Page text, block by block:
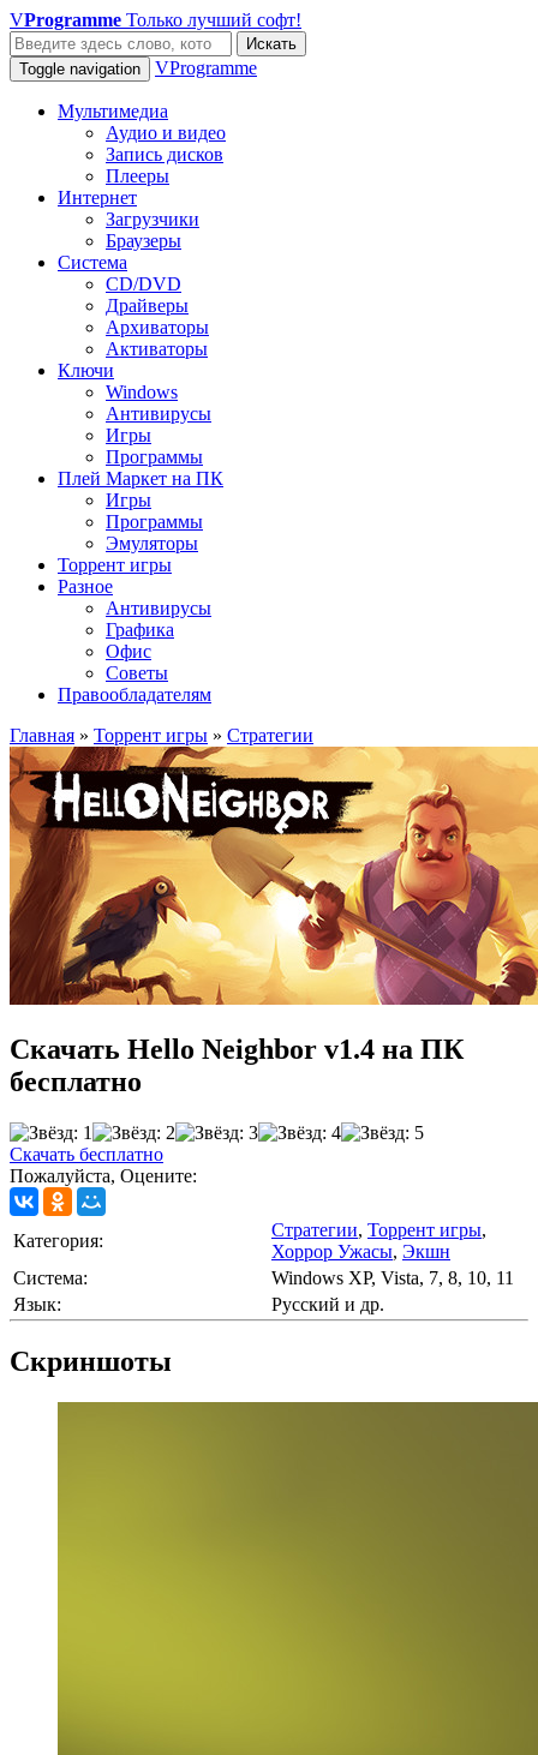
VProgramme Только лучший софт!
Искать
Toggle navigation
VProgramme
Мультимедиа
Аудио и видео
Запись дисков
Плееры
Интернет
Загрузчики
Браузеры
Система
CD/DVD
Драйверы
Архиваторы
Активаторы
Ключи
Windows
Антивирусы
Игры
Программы
Плей Маркет на ПК
Игры
Программы
Эмуляторы
Торрент игры
Разное
Антивирусы
Графика
Офис
Советы
Правообладателям
Главная » Торрент игры » Стратегии
Скачать Hello Neighbor v1.4 на ПК
бесплатно
Скачать бесплатно
Пожалуйста, Оцените:
Категория:
Стратегии, Торрент игры,
Хоррор Ужасы, Экшн
Cистема:
Windows XP, Vista, 7, 8, 10, 11
Язык:
Русский и др.
Скриншоты